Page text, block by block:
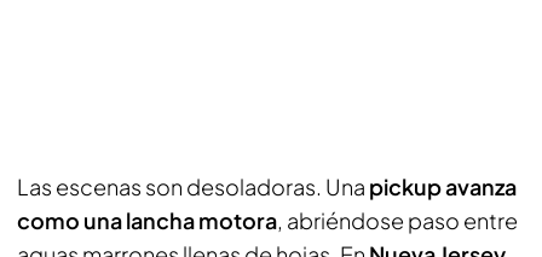
Las escenas son desoladoras. Una pickup avanza
como una lancha motora, abriéndose paso entre